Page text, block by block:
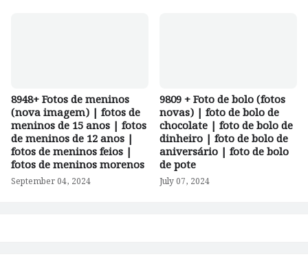
8948+ Fotos de meninos
(nova imagem) | fotos de
meninos de 15 anos | fotos
de meninos de 12 anos |
fotos de meninos feios |
fotos de meninos morenos
September 04, 2024
9809 + Foto de bolo (fotos
novas) | foto de bolo de
chocolate | foto de bolo de
dinheiro | foto de bolo de
aniversário | foto de bolo
de pote
July 07, 2024